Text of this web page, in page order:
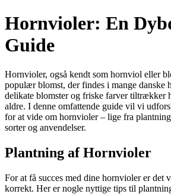
Hornvioler: En
Guide
Hornvioler, også kendt som hornviol eller
populær blomst, der findes i mange danske
delikate blomster og friske farver tiltrækker
aldre. I denne omfattende guide vil vi
for at vide om hornvioler – lige fra
sorter og anvendelser.
Plantning af Hornvioler
For at få succes med dine hornvioler er det
korrekt. Her er nogle nyttige tips til